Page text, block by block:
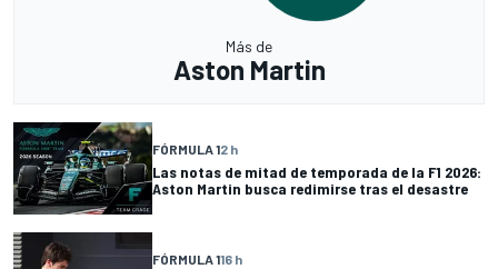
Más de
Aston Martin
FÓRMULA 12 h
Las notas de mitad de temporada de la F1 2026:
Aston Martin busca redimirse tras el desastre
FÓRMULA 116 h